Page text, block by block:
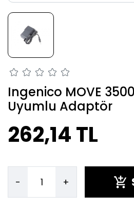
Ingenico MOVE
Uyumlu Adaptör
262,14 TL
- +